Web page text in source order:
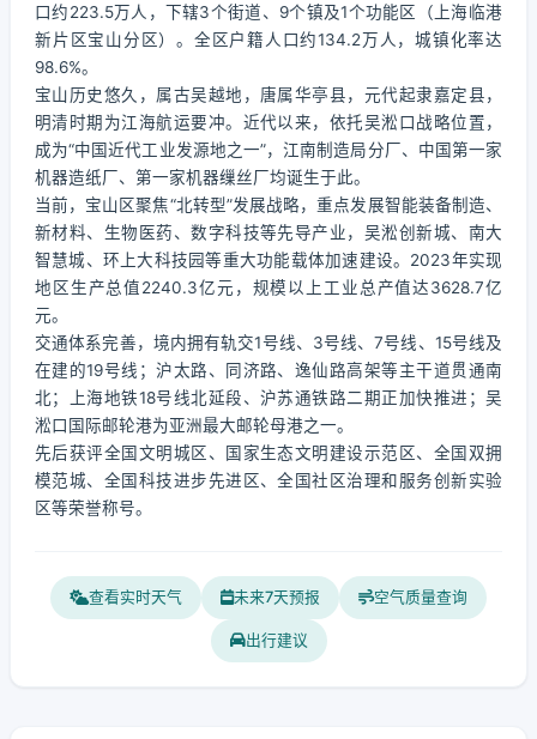
口约223.5万人，下辖3个街道、9个镇及1个功能区（上海临港
新片区宝山分区）。全区户籍人口约134.2万人，城镇化率达
98.6%。
宝山历史悠久，属古吴越地，唐属华亭县，元代起隶嘉定县，
明清时期为江海航运要冲。近代以来，依托吴淞口战略位置，
成为“中国近代工业发源地之一”，江南制造局分厂、中国第一家
机器造纸厂、第一家机器缫丝厂均诞生于此。
当前，宝山区聚焦“北转型”发展战略，重点发展智能装备制造、
新材料、生物医药、数字科技等先导产业，吴淞创新城、南大
智慧城、环上大科技园等重大功能载体加速建设。2023年实现
地区生产总值2240.3亿元，规模以上工业总产值达3628.7亿
元。
交通体系完善，境内拥有轨交1号线、3号线、7号线、15号线及
在建的19号线；沪太路、同济路、逸仙路高架等主干道贯通南
北；上海地铁18号线北延段、沪苏通铁路二期正加快推进；吴
淞口国际邮轮港为亚洲最大邮轮母港之一。
先后获评全国文明城区、国家生态文明建设示范区、全国双拥
模范城、全国科技进步先进区、全国社区治理和服务创新实验
区等荣誉称号。
查看实时天气 未来7天预报 空气质量查询
出行建议